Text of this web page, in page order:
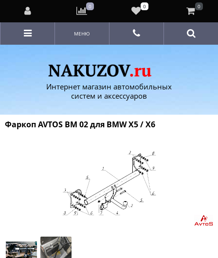
Интернет магазин автомобильных
систем и аксессуаров
МЕНЮ
Фаркоп AVTOS BM 02 для BMW X5 / X6
0 0 0